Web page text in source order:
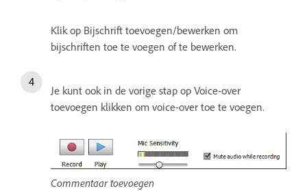
Klik op Bijschrift toevoegen/bewerken om
bijschriften toe te voegen of te bewerken.
Je kunt ook in de vorige stap op Voice-over
toevoegen klikken om voice-over toe te voegen.
Commentaar toevoegen